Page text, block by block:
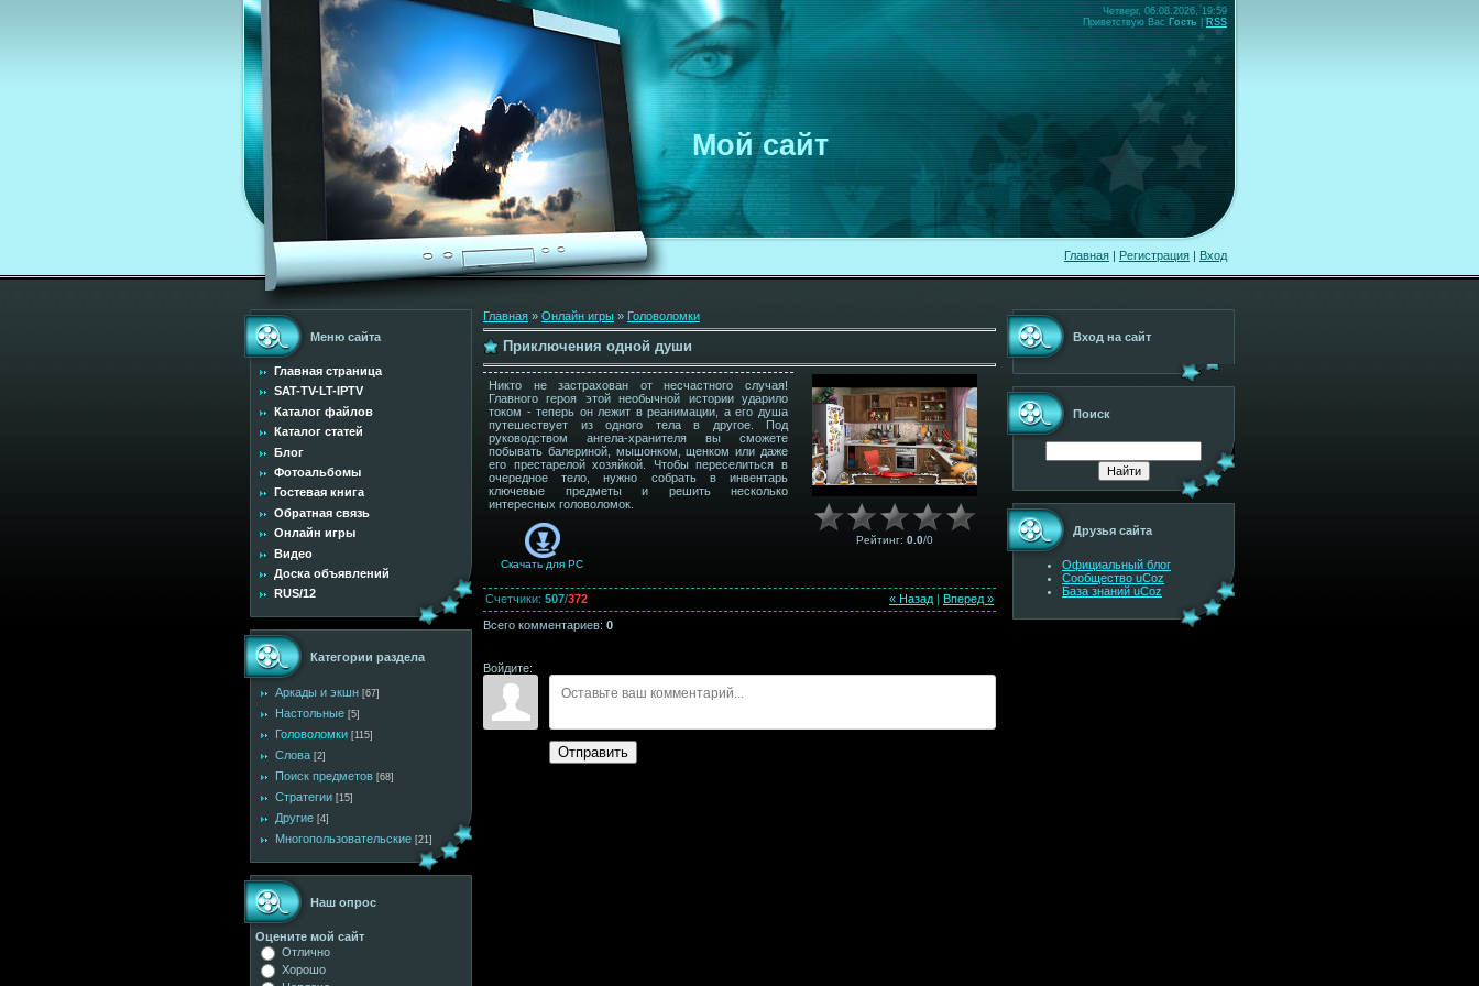
Четверг, 06.08.2026, 19:59
Приветствую Вас Гость |RSS
Мой сайт
Главная | Регистрация | Вход
Меню сайта
Главная страница
SAT-TV-LT-IPTV
Каталог файлов
Каталог статей
Блог
Фотоальбомы
Гостевая книга
Обратная связь
Онлайн игры
Видео
Доска объявлений
RUS/12
Категории раздела
Аркады и экшн [67]
Настольные [5]
Головоломки [115]
Слова [2]
Поиск предметов [68]
Стратегии [15]
Другие [4]
Многопользовательские [21]
Наш опрос
Оцените мой сайт
Отлично
Хорошо
Главная » Онлайн игры » Головоломки
Приключения одной души
Никто не застрахован от несчастного случая!
Главного героя этой необычной истории ударило
током - теперь он лежит в реанимации, а его душа
путешествует из одного тела в другое. Под
руководством ангела-хранителя вы сможете
побывать балериной, мышонком, щенком или даже
его престарелой хозяйкой. Чтобы переселиться в
очередное тело, нужно собрать в инвентарь
ключевые предметы и решить несколько
интересных головоломок.
Скачать для PC
Рейтинг: 0.0/0
« Назад Вперед »
Счетчики: 507/372
Всего комментариев: 0
Войдите:
Отправить
Вход на сайт
Поиск
Друзья сайта
Официальный блог
Сообщество uCoz
База знаний uCoz